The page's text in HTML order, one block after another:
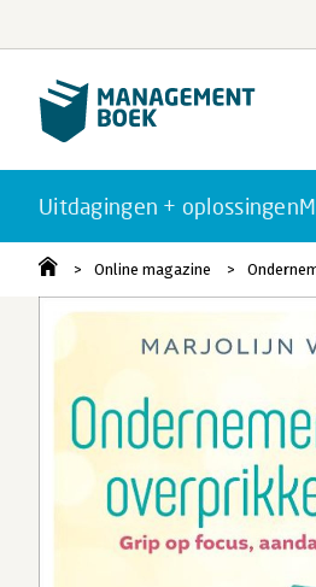
Uitdagingen + oplossingen
Online magazine